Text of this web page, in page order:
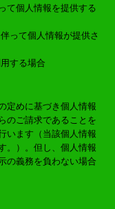
て個人情報を提供する
って個人情報が提供さ
する場合
定めに基づき個人情報
のご請求であることを
います（当該個人情報
。）。但し、個人情報
の義務を負わない場合